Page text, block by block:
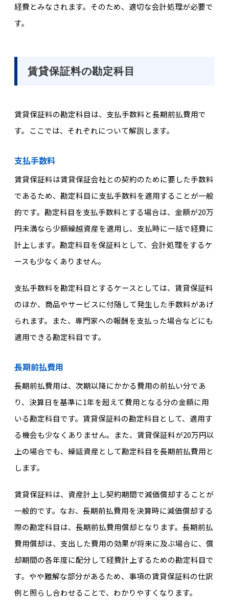
経費とみなされます。そのため、適切な会計処理が必要で
す。
賃貸保証料の勘定科目
賃貸保証料の勘定科目は、支払手数料と長期前払費用で
す。ここでは、それぞれについて解説します。
支払手数料
賃貸保証料は賃貸保証会社との契約のために要した手数料
であるため、勘定科目に支払手数料を適用することが一般
的です。勘定科目を支払手数料とする場合は、金額が20万
円未満なら少額繰越資産を適用し、支払時に一括で経費に
計上します。勘定科目を保証料として、会計処理をするケ
ースも少なくありません。
支払手数料を勘定科目とするケースとしては、賃貸保証料
のほか、商品やサービスに付随して発生した手数料があげ
られます。また、専門家への報酬を支払った場合などにも
適用できる勘定科目です。
長期前払費用
長期前払費用は、次期以降にかかる費用の前払い分であ
り、決算日を基準に1年を超えて費用となる分の金額に用
いる勘定科目です。賃貸保証料の勘定科目として、適用す
る機会も少なくありません。また、賃貸保証料が20万円以
上の場合でも、繰延資産として勘定科目を長期前払費用と
します。
賃貸保証料は、資産計上し契約期間で減価償却することが
一般的です。なお、長期前払費用を決算時に減価償却する
際の勘定科目は、長期前払費用償却となります。長期前払
費用償却は、支出した費用の効果が将来に及ぶ場合に、償
却期間の各年度に配分して経費計上するための勘定科目で
す。やや難解な部分があるため、事項の賃貸保証料の仕訳
例と照らし合わせることで、わかりやすくなります。